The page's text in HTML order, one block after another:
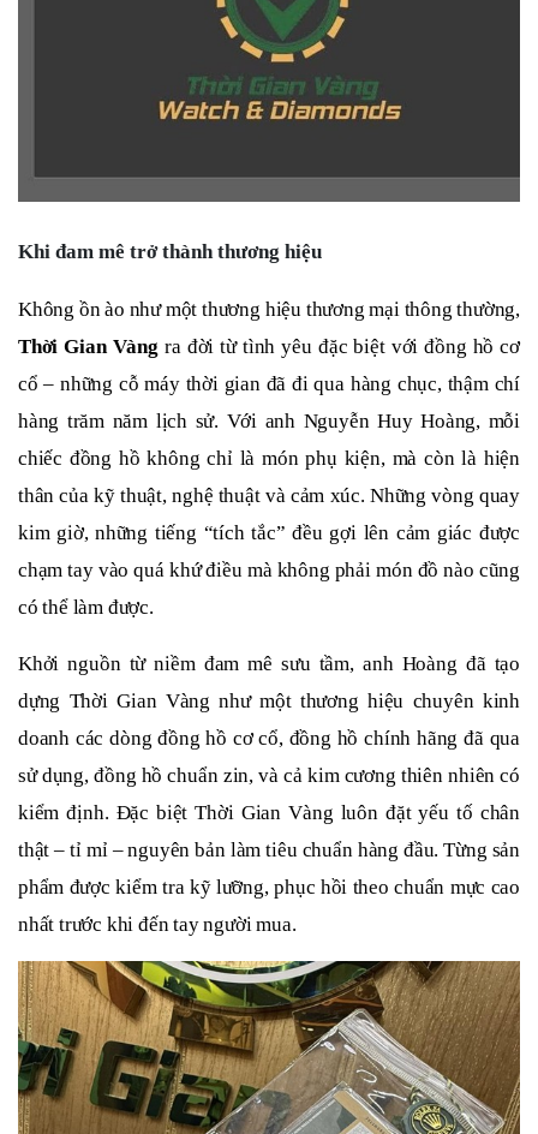
Khi đam mê trở thành thương hiệu
Không ồn ào như một thương hiệu thương mại thông thường,
Thời Gian Vàng ra đời từ tình yêu đặc biệt với đồng hồ cơ
cổ – những cỗ máy thời gian đã đi qua hàng chục, thậm chí
hàng trăm năm lịch sử. Với anh Nguyễn Huy Hoàng, mỗi
chiếc đồng hồ không chỉ là món phụ kiện, mà còn là hiện
thân của kỹ thuật, nghệ thuật và cảm xúc. Những vòng quay
kim giờ, những tiếng “tích tắc” đều gợi lên cảm giác được
chạm tay vào quá khứ điều mà không phải món đồ nào cũng
có thể làm được.
Khởi nguồn từ niềm đam mê sưu tầm, anh Hoàng đã tạo
dựng Thời Gian Vàng như một thương hiệu chuyên kinh
doanh các dòng đồng hồ cơ cổ, đồng hồ chính hãng đã qua
sử dụng, đồng hồ chuẩn zin, và cả kim cương thiên nhiên có
kiểm định. Đặc biệt Thời Gian Vàng luôn đặt yếu tố chân
thật – tỉ mỉ – nguyên bản làm tiêu chuẩn hàng đầu. Từng sản
phẩm được kiểm tra kỹ lưỡng, phục hồi theo chuẩn mực cao
nhất trước khi đến tay người mua.